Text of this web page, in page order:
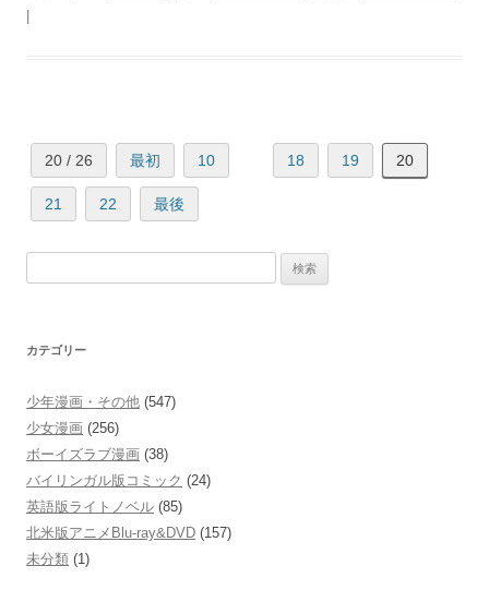
20 / 26 最初 10 18 19 20
21 22 最後
カテゴリー
少年漫画・その他 (547)
少女漫画 (256)
ボーイズラブ漫画 (38)
バイリンガル版コミック (24)
英語版ライトノベル (85)
北米版アニメBlu-ray&DVD (157)
未分類 (1)